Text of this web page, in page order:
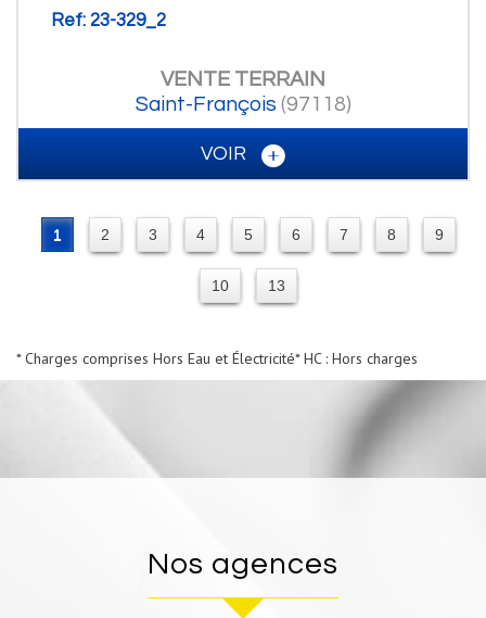
Ref: 23-329_2
VENTE TERRAIN
Saint-François (97118)
VOIR
1 2 3 4 5 6 7 8 9
10 13
* Charges comprises Hors Eau et Électricité* HC : Hors charges
Nos agences